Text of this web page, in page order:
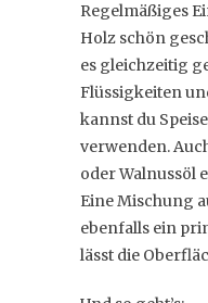
Regelmäßiges
Holz schön
es gleichzeitig
Flüssigkeiten
kannst du
verwenden.
oder Walnussöl
Eine Mischung
ebenfalls ein
lässt die